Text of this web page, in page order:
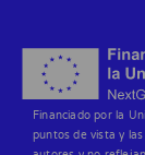
Financiado por la
puntos de vista y